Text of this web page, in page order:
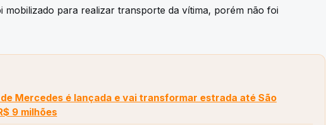
mobilizado para realizar transporte da vítima, porém não foi
Mercedes é lançada e vai transformar estrada até São
9 milhões